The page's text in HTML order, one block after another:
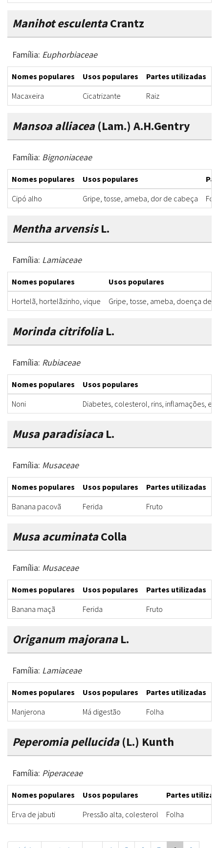
Manihot esculentaCrantz
Família: Euphorbiaceae
Nomes populares Usos populares Partes utilizadas
Macaxeira
Cicatrizante Raiz
Mansoa alliacea(Lam.) A.H.Gentry
Família: Bignoniaceae
Nomes populares Usos populares
Cipó alho
Gripe, tosse, ameba, dor de cabeça
Mentha arvensisL.
Família: Lamiaceae
Nomes populares
Usos populares
Hortelã, hortelãzinho, vique
Gripe, tosse, ameba, doença de
Morinda citrifoliaL.
Família: Rubiaceae
Nomes populares
Usos populares
Noni
Diabetes, colesterol, rins, inflamações,
Musa paradisiacaL.
Família: Musaceae
Nomes populares Usos populares Partes utilizadas
Banana pacovã
Ferida Fruto
Musa acuminataColla
Família: Musaceae
Nomes populares Usos populares Partes utilizadas
Banana maçã
Ferida Fruto
Origanum majoranaL.
Família: Lamiaceae
Nomes populares Usos populares Partes utilizadas
Manjerona
Má digestão Folha
Peperomia pellucida(L.) Kunth
Família: Piperaceae
Nomes populares Usos populares
Partes
Erva de jabuti
Pressão alta, colesterol Folha